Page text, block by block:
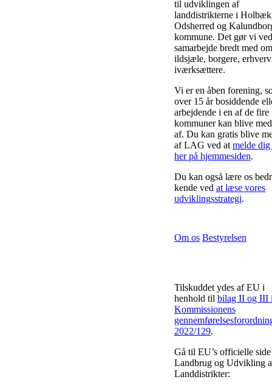
til udviklingen af
landdistrikterne i
Odsherred og
kommune. Det gør vi
samarbejde bredt med
ildsjæle, borgere,
iværksættere.
Vi er en åben forening,
over 15 år bosiddende
arbejdende i en af de fire
kommuner kan blive
af. Du kan gratis blive
af LAG ved at melde
her på hjemmesiden.
Du kan også lære os
kende ved at læse vores
udviklingsstrategi.
Om os Bestyrelsen
Tilskuddet ydes af EU i
henhold til bilag II og III
Kommissionens
2022/129.
Gå til EU’s officielle
Landbrug og Udvikling
Landdistrikter: